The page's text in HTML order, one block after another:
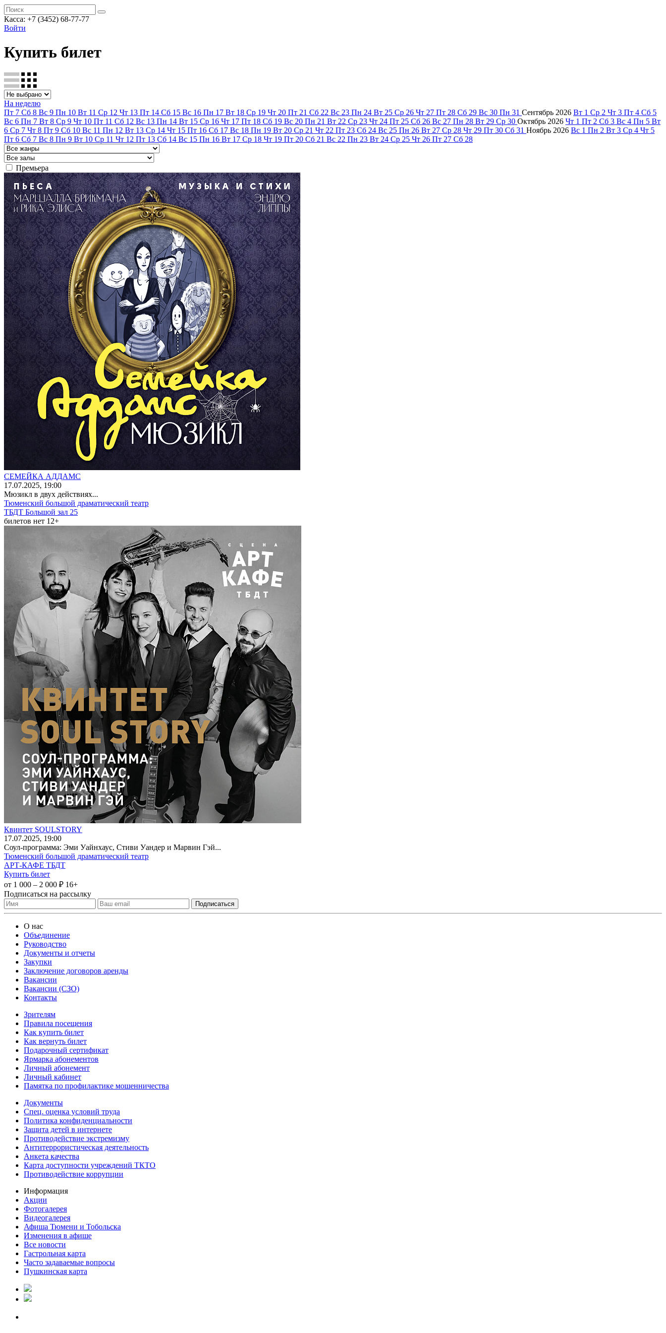
Касса: +7 (3452) 68-77-77
Войти
Купить билет
На неделю
Пт 7 Сб 8 Вс 9 Пн 10 Вт 11 Ср 12 Чт 13 Пт 14 Сб 15 Вс 16 Пн 17 Вт 18 Ср 19 Чт 20 Пт 21 Сб 22 Вс 23 Пн 24 Вт 25 Ср 26 Чт 27 Пт 28 Сб 29 Вс 30 Пн 31 Сентябрь 2026 Вт 1 Ср 2 Чт 3 Пт 4 Сб 5
Вс 6 Пн 7 Вт 8 Ср 9 Чт 10 Пт 11 Сб 12 Вс 13 Пн 14 Вт 15 Ср 16 Чт 17 Пт 18 Сб 19 Вс 20 Пн 21 Вт 22 Ср 23 Чт 24 Пт 25 Сб 26 Вс 27 Пн 28 Вт 29 Ср 30 Октябрь 2026 Чт 1 Пт 2 Сб 3 Вс 4 Пн 5 Вт
6 Ср 7 Чт 8 Пт 9 Сб 10 Вс 11 Пн 12 Вт 13 Ср 14 Чт 15 Пт 16 Сб 17 Вс 18 Пн 19 Вт 20 Ср 21 Чт 22 Пт 23 Сб 24 Вс 25 Пн 26 Вт 27 Ср 28 Чт 29 Пт 30 Сб 31 Ноябрь 2026 Вс 1 Пн 2 Вт 3 Ср 4 Чт 5
Пт 6 Сб 7 Вс 8 Пн 9 Вт 10 Ср 11 Чт 12 Пт 13 Сб 14 Вс 15 Пн 16 Вт 17 Ср 18 Чт 19 Пт 20 Сб 21 Вс 22 Пн 23 Вт 24 Ср 25 Чт 26 Пт 27 Сб 28
Премьера
СЕМЕЙКА АДДАМС
17.07.2025, 19:00
Мюзикл в двух действиях...
Тюменский большой драматический театр
ТБДТ Большой зал 25
билетов нет 12+
Квинтет SOULSTORY
17.07.2025, 19:00
Соул-программа: Эми Уайнхаус, Стиви Уандер и Марвин Гэй...
Тюменский большой драматический театр
АРТ-КАФЕ ТБДТ
Купить билет
от 1 000 – 2 000 ₽ 16+
Подписаться на рассылку
О нас
Объединение
Руководство
Документы и отчеты
Закупки
Заключение договоров аренды
Вакансии
Вакансии (СЗО)
Контакты
Зрителям
Правила посещения
Как купить билет
Как вернуть билет
Подарочный сертификат
Ярмарка абонементов
Личный абонемент
Личный кабинет
Памятка по профилактике мошенничества
Документы
Спец. оценка условий труда
Политика конфиденциальности
Защита детей в интернете
Противодействие экстремизму
Антитеррористическая деятельность
Анкета качества
Карта доступности учреждений ТКТО
Противодействие коррупции
Информация
Акции
Фотогалерея
Видеогалерея
Афиша Тюмени и Тобольска
Изменения в афише
Все новости
Гастрольная карта
Часто задаваемые вопросы
Пушкинская карта